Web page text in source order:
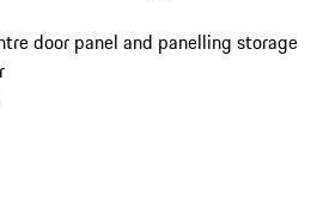
door panel and panelling storage